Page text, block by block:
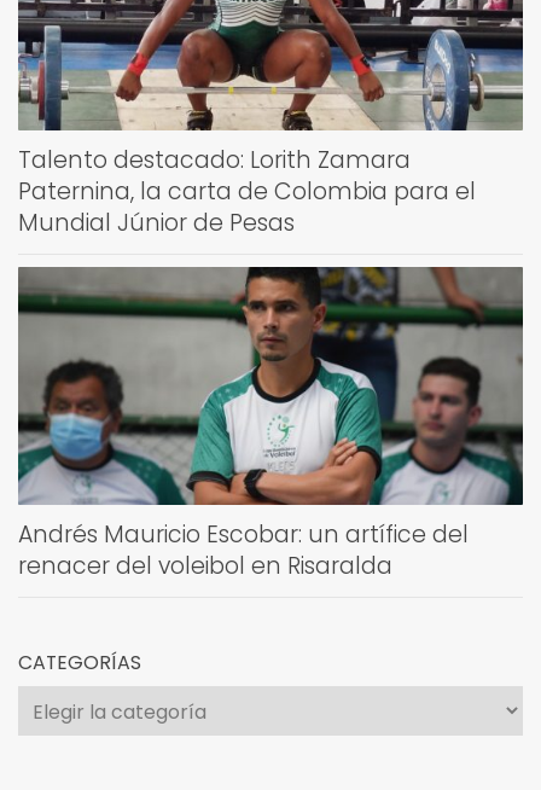
Talento destacado: Lorith Zamara
Paternina, la carta de Colombia para el
Mundial Júnior de Pesas
Andrés Mauricio Escobar: un artífice del
renacer del voleibol en Risaralda
CATEGORÍAS
Categorías